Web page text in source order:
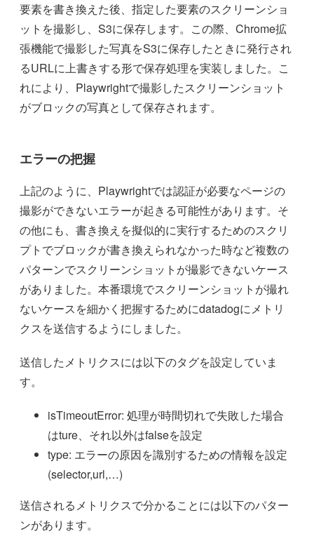
要素を書き換えた後、指定した要素のスクリーンショ
ットを撮影し、S3に保存します。この際、Chrome拡
張機能で撮影した写真をS3に保存したときに発行され
るURLに上書きする形で保存処理を実装しました。こ
れにより、Playwrightで撮影したスクリーンショット
がブロックの写真として保存されます。
エラーの把握
上記のように、Playwrightでは認証が必要なページの
撮影ができないエラーが起きる可能性があります。そ
の他にも、書き換えを擬似的に実行するためのスクリ
プトでブロックが書き換えられなかった時など複数の
パターンでスクリーンショットが撮影できないケース
がありました。本番環境でスクリーンショットが撮れ
ないケースを細かく把握するためにdatadogにメトリ
クスを送信するようにしました。
送信したメトリクスには以下のタグを設定していま
す。
isTimeoutError: 処理が時間切れで失敗した場合
はture、それ以外はfalseを設定
type: エラーの原因を識別するための情報を設定
(selector,url,…)
送信されるメトリクスで分かることには以下のパター
ンがあります。